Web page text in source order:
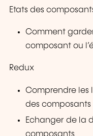
Etats des
Comment
composant ou
Redux
Comprendre les
des composants
Echanger de la
composants